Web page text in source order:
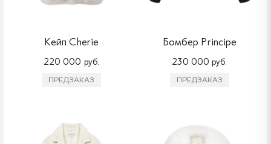
Кейп Cherie
220 000 руб.
ПРЕДЗАКАЗ
Бомбер Principe
230 000 руб.
ПРЕДЗАКАЗ